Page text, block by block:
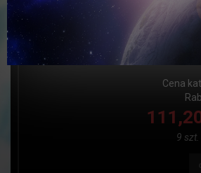
JEST
Cena
9 szt.